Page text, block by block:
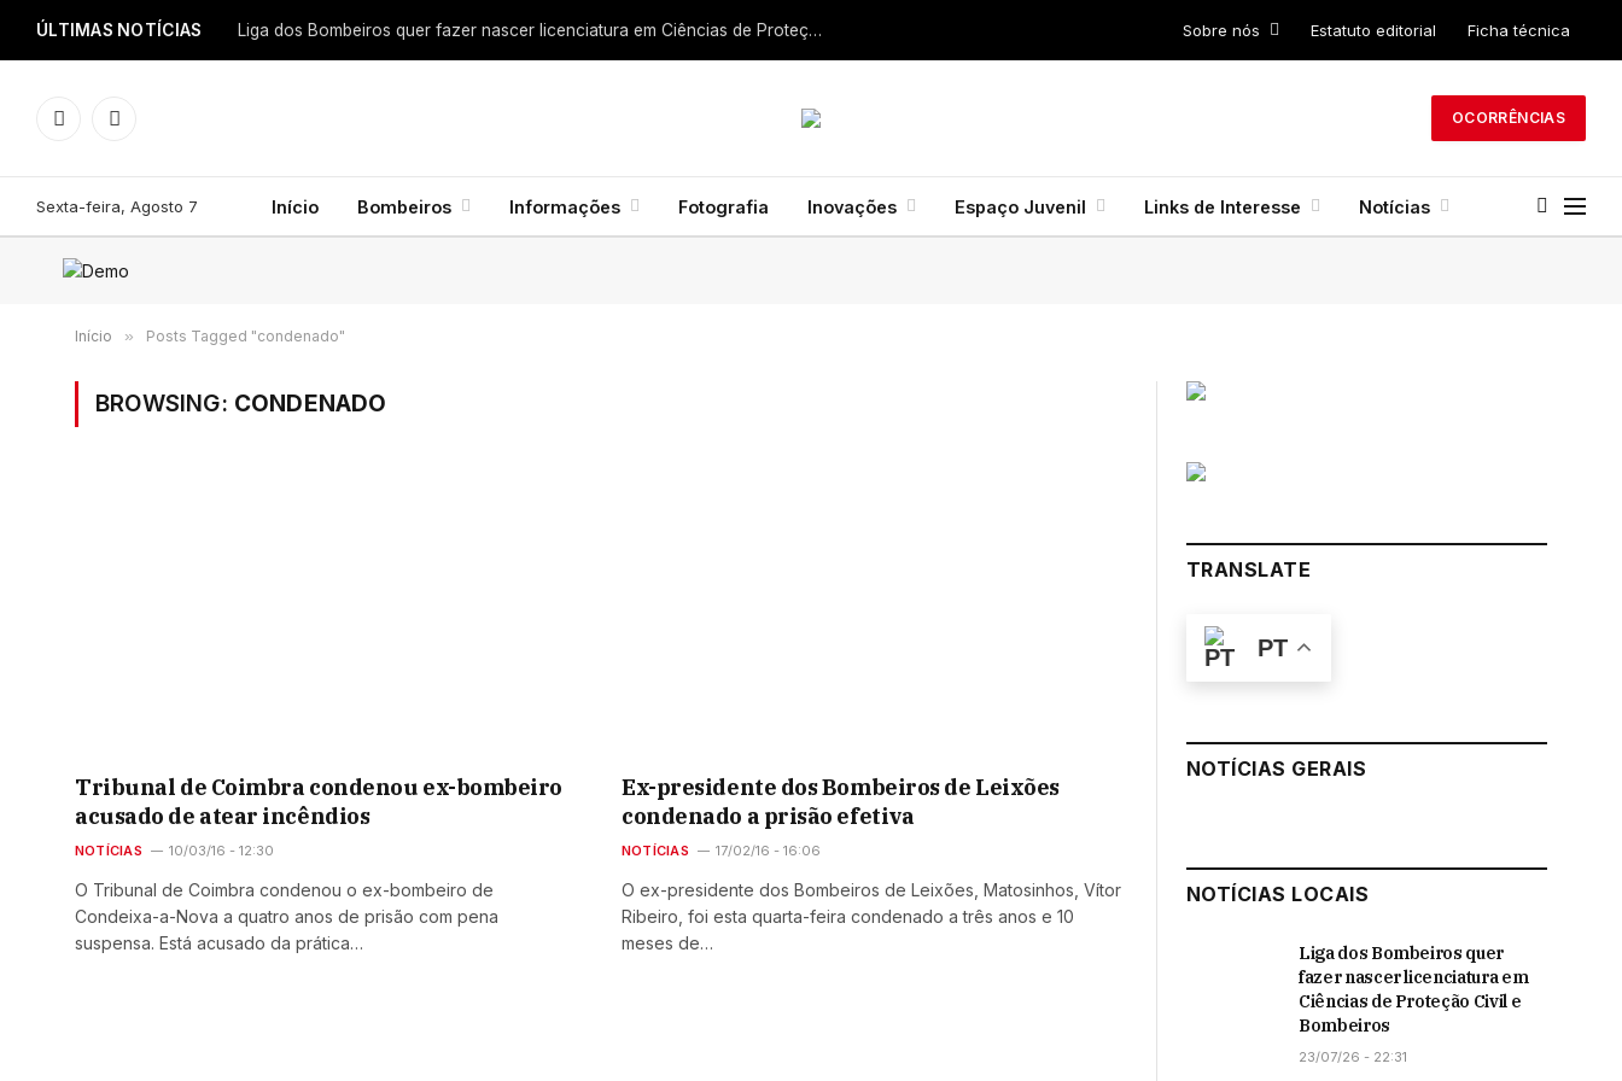
ÚLTIMAS NOTÍCIAS Liga dos Bombeiros quer fazer nascer licenciatura em Ciências de Proteção Civil e Bombeiros Sobre nós Estatuto editorial Ficha técnica
FacebookInstagram
OCORRÊNCIAS
Sexta-feira, Agosto 7 Início Bombeiros Informações Fotografia Inovações Espaço Juvenil Links de Interesse Notícias
Início » Posts Tagged "condenado"
BROWSING: CONDENADO
Tribunal de Coimbra condenou ex-bombeiro
acusado de atear incêndios
NOTÍCIAS 10/03/16 - 12:30
O Tribunal de Coimbra condenou o ex-bombeiro de
Condeixa-a-Nova a quatro anos de prisão com pena
suspensa. Está acusado da prática…
Ex-presidente dos Bombeiros de Leixões
condenado a prisão efetiva
NOTÍCIAS 17/02/16 - 16:06
O ex-presidente dos Bombeiros de Leixões, Matosinhos, Vítor
Ribeiro, foi esta quarta-feira condenado a três anos e 10
meses de…
TRANSLATE
PT
NOTÍCIAS GERAIS
NOTÍCIAS LOCAIS
Liga dos Bombeiros quer
fazer nascer licenciatura em
Ciências de Proteção Civil e
Bombeiros
23/07/26 - 22:31